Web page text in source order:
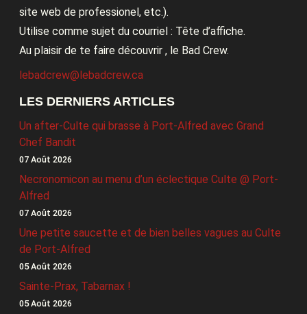
site web de professionel, etc.).
Utilise comme sujet du courriel : Tête d’affiche.
Au plaisir de te faire découvrir , le Bad Crew.
lebadcrew@lebadcrew.ca
LES DERNIERS ARTICLES
Un after-Culte qui brasse à Port-Alfred avec Grand
Chef Bandit
07 Août 2026
Necronomicon au menu d’un éclectique Culte @ Port-
Alfred
07 Août 2026
Une petite saucette et de bien belles vagues au Culte
de Port-Alfred
05 Août 2026
Sainte-Prax, Tabarnax !
05 Août 2026